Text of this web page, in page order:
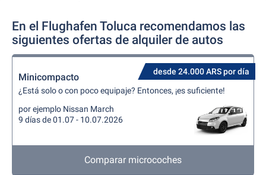
En el Flughafen Toluca recomendamos las
siguientes ofertas de alquiler de autos
desde 24.000 ARS por día
Minicompacto
¿Está solo o con poco equipaje? Entonces, ¡es suficiente!
por ejemplo Nissan March
9 días de 01.07 - 10.07.2026
Comparar microcoches